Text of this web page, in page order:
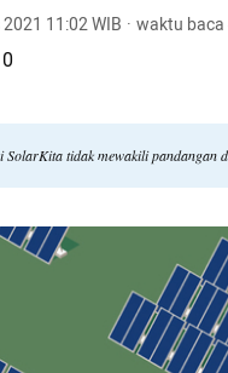
11:02 WIB · waktu baca
0
SolarKita tidak mewakili pandangan